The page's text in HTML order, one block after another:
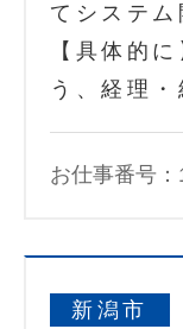
てシステム
【具体的
う、経理
お仕事番号：
新潟市